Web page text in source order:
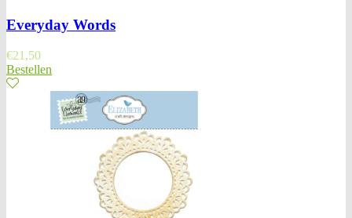
Everyday Words
€21,50
Bestellen